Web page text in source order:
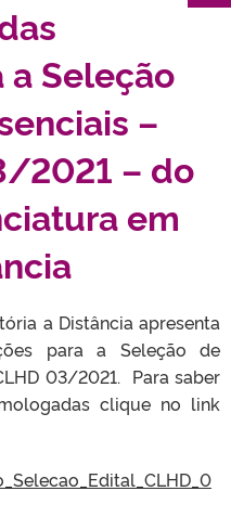
a Seleção
–
2021 – do
em
a Distância apresenta
para a Seleção de
03/2021. Para saber
clique no link